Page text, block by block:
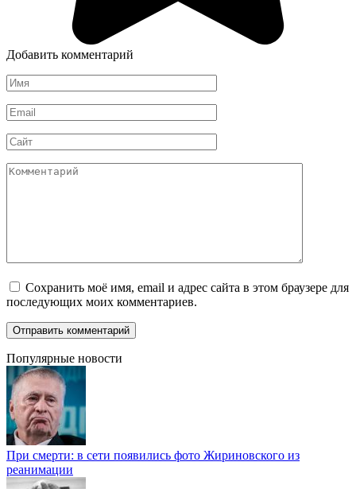
Добавить комментарий
Имя
*
Email
*
Сайт
Комментарий
Сохранить моё имя, email и адрес сайта в этом браузере для
последующих моих комментариев.
Популярные новости
При смерти: в сети появились фото Жириновского из
реанимации